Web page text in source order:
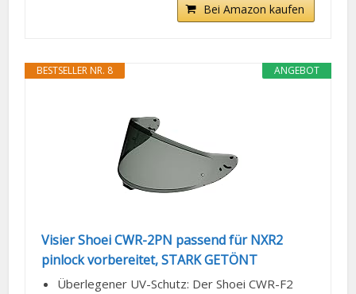
Bei Amazon kaufen
ANGEBOT
BESTSELLER NR. 8
Visier Shoei CWR-2PN passend für NXR2
pinlock vorbereitet, STARK GETÖNT
Überlegener UV-Schutz: Der Shoei CWR-F2